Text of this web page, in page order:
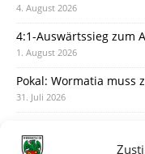
4. August 2026
4:1-Auswärtssieg zum
1. August 2026
Pokal: Wormatia muss
31. Juli 2026
30. Juli 2026